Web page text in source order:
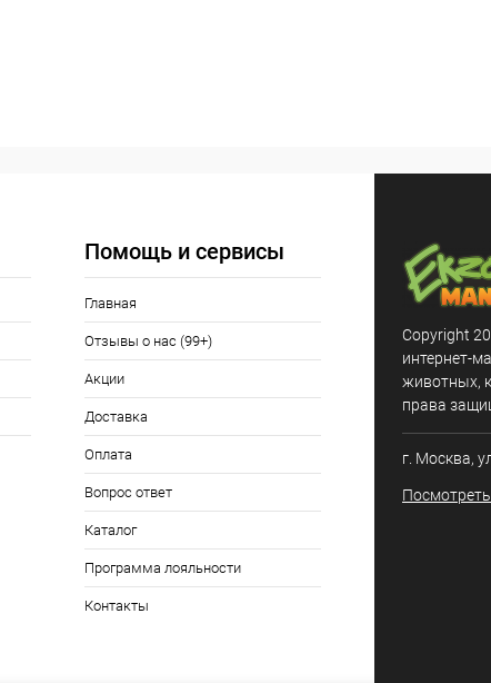
Помощь и сервисы
Главная
Отзывы о нас (99+)
Акции
Доставка
Оплата
Вопрос ответ
Каталог
Программа лояльности
Контакты
Copyright
интернет-
животных,
права
г. Москва,